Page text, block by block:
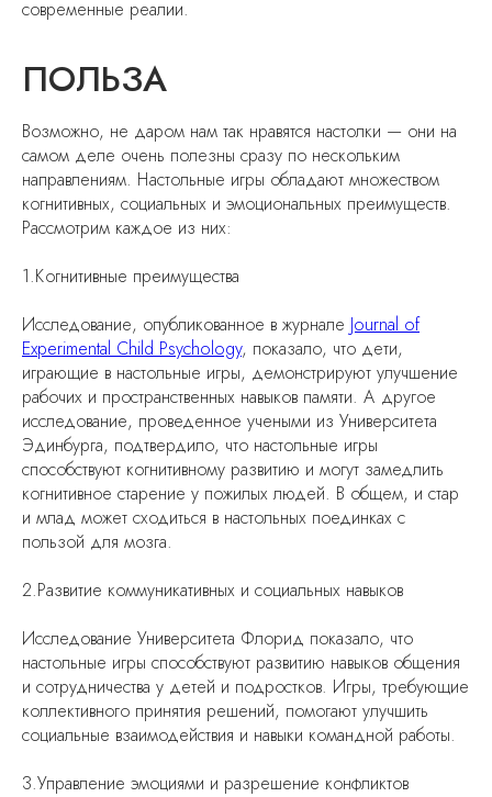
современные реалии.
ПОЛЬЗА
Возможно, не даром нам так нравятся настолки — они на
самом деле очень полезны сразу по нескольким
направлениям. Настольные игры обладают множеством
когнитивных, социальных и эмоциональных преимуществ.
Рассмотрим каждое из них:
1.Когнитивные преимущества
Исследование, опубликованное в журнале Journal of
Experimental Child Psychology, показало, что дети,
играющие в настольные игры, демонстрируют улучшение
рабочих и пространственных навыков памяти. А другое
исследование, проведенное учеными из Университета
Эдинбурга, подтвердило, что настольные игры
способствуют когнитивному развитию и могут замедлить
когнитивное старение у пожилых людей. В общем, и стар
и млад может сходиться в настольных поединках с
пользой для мозга.
2.Развитие коммуникативных и социальных навыков
Исследование Университета Флорид показало, что
настольные игры способствуют развитию навыков общения
и сотрудничества у детей и подростков. Игры, требующие
коллективного принятия решений, помогают улучшить
социальные взаимодействия и навыки командной работы.
3.Управление эмоциями и разрешение конфликтов